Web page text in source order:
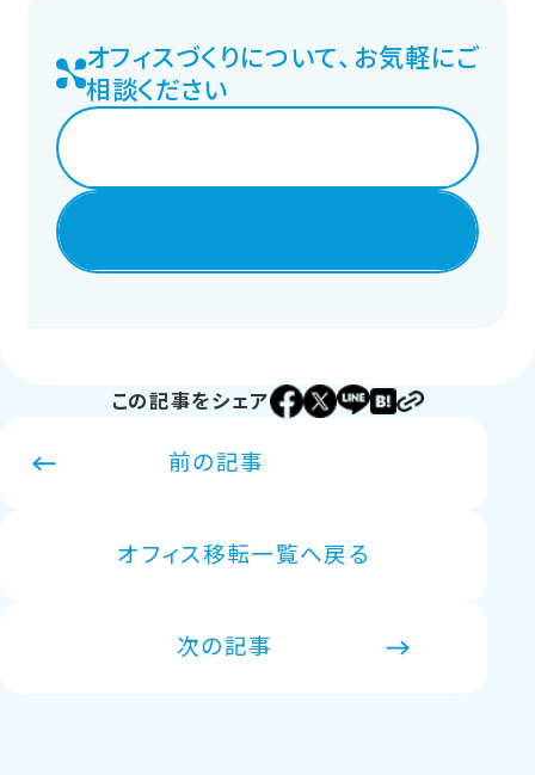
この記事をシェア
オフィスづくりについて、お気軽にご
相談ください
前の記事
オフィス移転一覧へ戻る
次の記事